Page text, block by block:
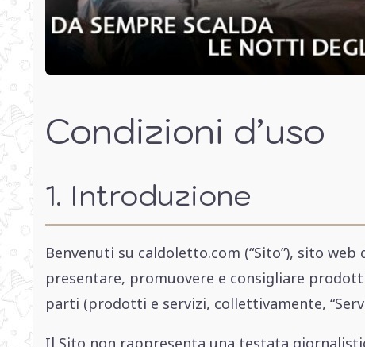
Condizioni d’uso
1. Introduzione
Benvenuti su caldoletto.com (“Sito”), sito
presentare, promuovere e consigliare
parti (prodotti e servizi, collettivamente,
Il Sito non rappresenta una testata